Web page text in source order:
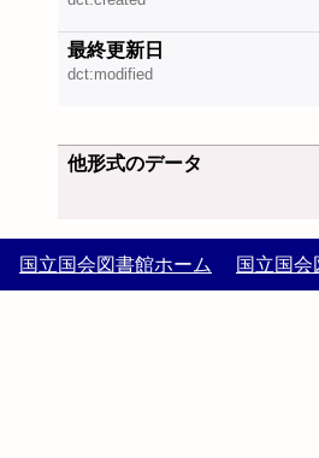
最終更新日
dct:modified
他形式のデータ
国立国会図書館ホーム 国立国会